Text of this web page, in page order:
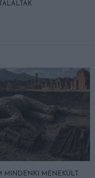
MINDENKI MENEKÜLT